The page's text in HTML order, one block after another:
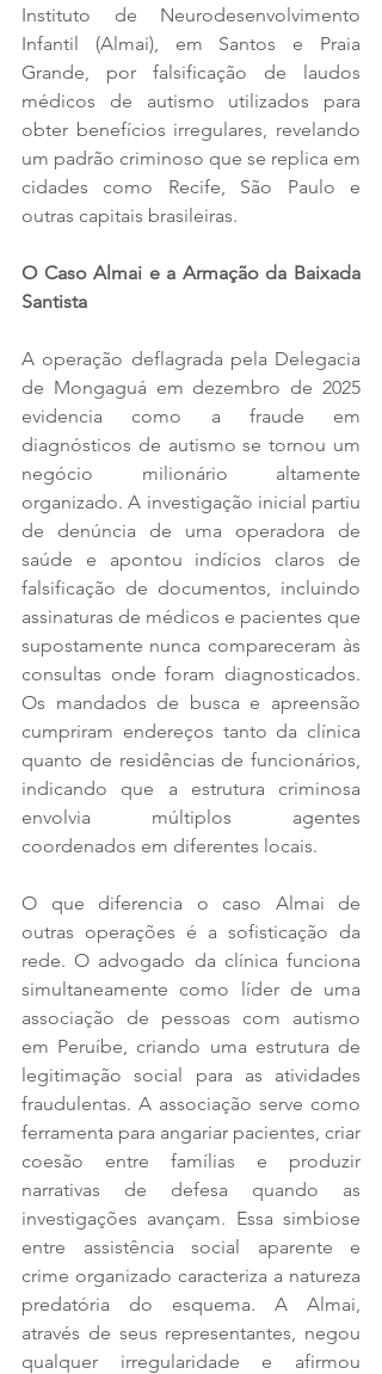
Instituto de Neurodesenvolvimento
Infantil (Almai), em Santos e Praia
Grande, por falsificação de laudos
médicos de autismo utilizados para
obter benefícios irregulares, revelando
um padrão criminoso que se replica em
cidades como Recife, São Paulo e
outras capitais brasileiras.
O Caso Almai e a Armação da Baixada
Santista
A operação deflagrada pela Delegacia
de Mongaguá em dezembro de 2025
evidencia como a fraude em
diagnósticos de autismo se tornou um
negócio milionário altamente
organizado. A investigação inicial partiu
de denúncia de uma operadora de
saúde e apontou indícios claros de
falsificação de documentos, incluindo
assinaturas de médicos e pacientes que
supostamente nunca compareceram às
consultas onde foram diagnosticados.
Os mandados de busca e apreensão
cumpriram endereços tanto da clínica
quanto de residências de funcionários,
indicando que a estrutura criminosa
envolvia múltiplos agentes
coordenados em diferentes locais.
O que diferencia o caso Almai de
outras operações é a sofisticação da
rede. O advogado da clínica funciona
simultaneamente como líder de uma
associação de pessoas com autismo
em Peruíbe, criando uma estrutura de
legitimação social para as atividades
fraudulentas. A associação serve como
ferramenta para angariar pacientes, criar
coesão entre famílias e produzir
narrativas de defesa quando as
investigações avançam. Essa simbiose
entre assistência social aparente e
crime organizado caracteriza a natureza
predatória do esquema. A Almai,
através de seus representantes, negou
qualquer irregularidade e afirmou